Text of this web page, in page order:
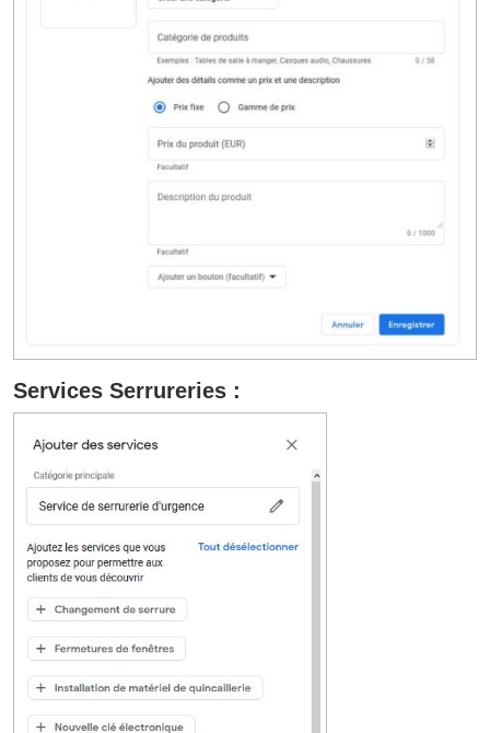
Services Serrureries :